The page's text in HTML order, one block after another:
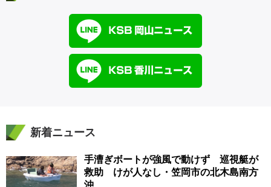
新着ニュース
手漕ぎボートが強風で動けず 巡視艇が
救助 けが人なし・笠岡市の北木島南方
沖